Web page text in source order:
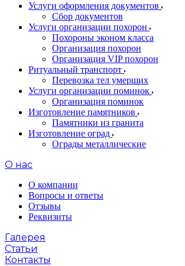
Услуги оформления документов
Сбор документов
Услуги организации похорон
Похороны эконом класса
Организация похорон
Организация VIP похорон
Ритуальный транспорт
Перевозка тел умерших
Услуги организации поминок
Организация поминок
Изготовление памятников
Памятники из гранита
Изготовление оград
Ограды металлические
О нас
О компании
Вопросы и ответы
Отзывы
Реквизиты
Галерея
Статьи
Контакты